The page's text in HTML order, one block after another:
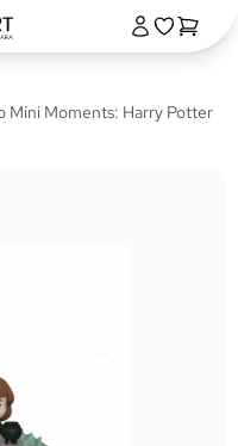
Mini Moments: Harry Potter